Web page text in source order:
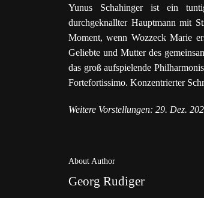
Yunus Schahinger ist ein
durchgeknallter Hauptmann mit
Moment, wenn Wozzeck Marie
Geliebte und Mutter des
das groß aufspielende
Fortefortissimo. Konzentrierter
Weitere Vorstellungen: 29. Dez.
About Author
Georg Rudiger